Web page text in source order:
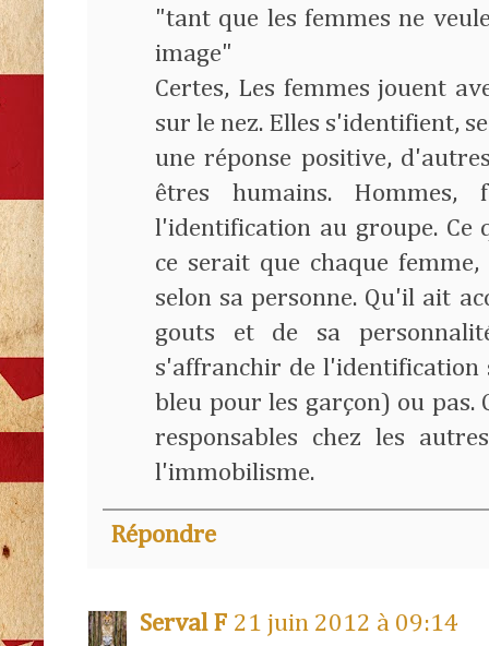
"tant que les femmes ne
image"
Certes, Les femmes jouent
sur le nez. Elles s'identifient,
une réponse positive,
êtres humains. Hommes,
l'identification au groupe.
ce serait que chaque
selon sa personne. Qu'il ait
gouts et de sa
s'affranchir de l'identification
bleu pour les garçon) ou pas.
responsables chez les
l'immobilisme.
Répondre
Serval F 21 juin 2012 à 09:14